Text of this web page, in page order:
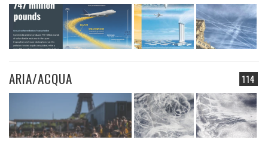
114
ARIA/ACQUA